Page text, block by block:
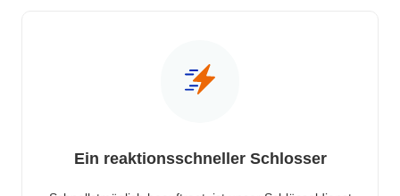
Ein reaktionsschneller Schlosser